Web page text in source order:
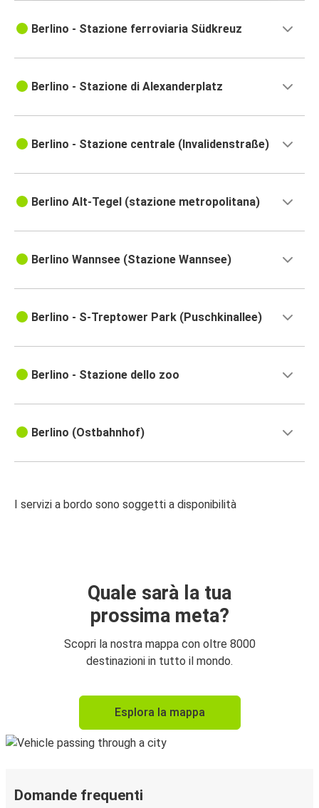
Berlino - Stazione ferroviaria Südkreuz
Berlino - Stazione di Alexanderplatz
Berlino - Stazione centrale (Invalidenstraße)
Berlino Alt-Tegel (stazione metropolitana)
Berlino Wannsee (Stazione Wannsee)
Berlino - S-Treptower Park (Puschkinallee)
Berlino - Stazione dello zoo
Berlino (Ostbahnhof)
I servizi a bordo sono soggetti a disponibilità
Quale sarà la tua
prossima meta?
Scopri la nostra mappa con oltre 8000
destinazioni in tutto il mondo.
Esplora la mappa
Domande frequenti